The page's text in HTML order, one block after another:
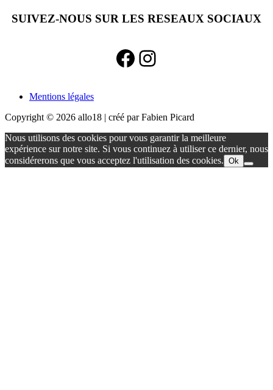
SUIVEZ-NOUS SUR LES RESEAUX SOCIAUX
Facebook
Instagram
Mentions légales
Copyright © 2026 allo18 | créé par Fabien Picard
Retour
en
haut
Nous utilisons des cookies pour vous garantir la meilleure
expérience sur notre site. Si vous continuez à utiliser ce dernier, nous
considérerons que vous acceptez l'utilisation des cookies. Ok